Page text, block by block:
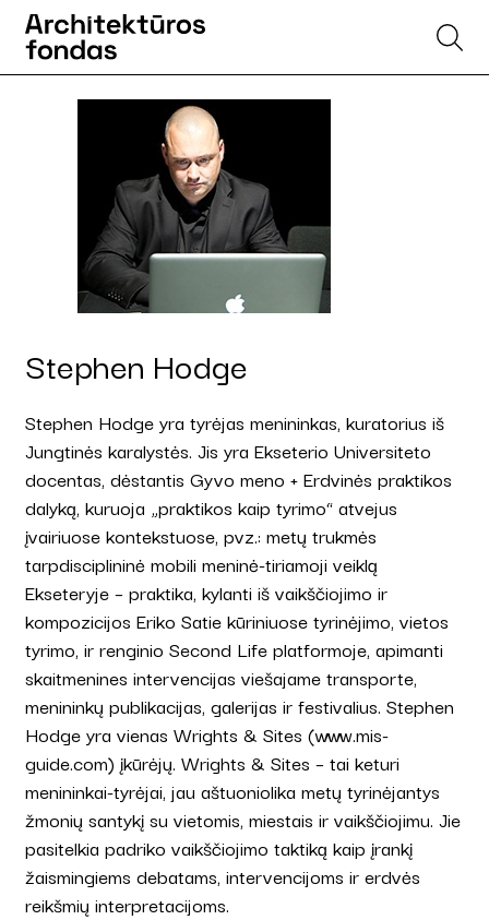
Stephen Hodge
Stephen Hodge yra tyrėjas menininkas, kuratorius iš
Jungtinės karalystės. Jis yra Ekseterio Universiteto
docentas, dėstantis Gyvo meno + Erdvinės praktikos
dalyką, kuruoja „praktikos kaip tyrimo“ atvejus
įvairiuose kontekstuose, pvz.: metų trukmės
tarpdisciplininė mobili meninė-tiriamoji veiklą
Ekseteryje – praktika, kylanti iš vaikščiojimo ir
kompozicijos Eriko Satie kūriniuose tyrinėjimo, vietos
tyrimo, ir renginio Second Life platformoje, apimanti
skaitmenines intervencijas viešajame transporte,
menininkų publikacijas, galerijas ir festivalius. Stephen
Hodge yra vienas Wrights & Sites (www.mis-
guide.com) įkūrėjų. Wrights & Sites – tai keturi
menininkai-tyrėjai, jau aštuoniolika metų tyrinėjantys
žmonių santykį su vietomis, miestais ir vaikščiojimu. Jie
pasitelkia padriko vaikščiojimo taktiką kaip įrankį
žaismingiems debatams, intervencijoms ir erdvės
reikšmių interpretacijoms.